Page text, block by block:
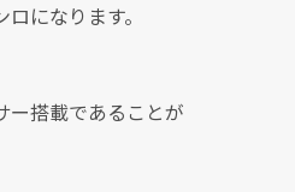
になります。
ー搭載であることが